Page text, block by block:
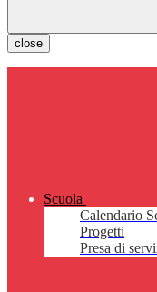
close
Scuola
Calendario
Progetti
Presa di